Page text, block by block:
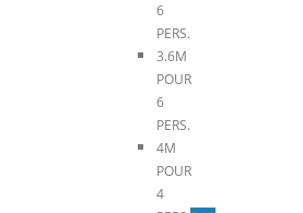
6
PERS.
3.6M
POUR
6
PERS.
4M
POUR
4